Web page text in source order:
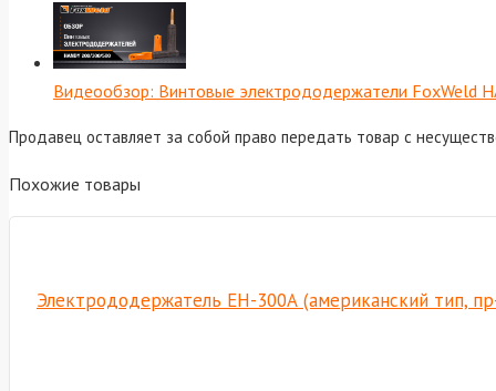
Видеообзор: Винтовые электрододержатели FoxWeld
Продавец оставляет за собой право передать товар с
Похожие товары
Электрододержатель EH-300А (американский тип,